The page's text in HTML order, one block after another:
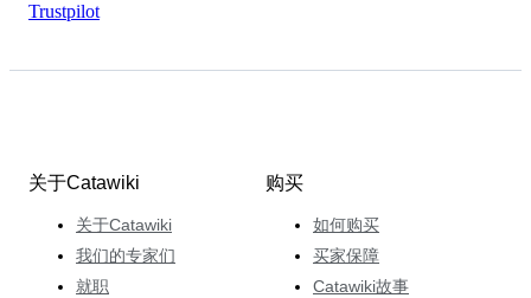
Trustpilot
关于Catawiki
关于Catawiki
我们的专家们
就职
购买
如何购买
买家保障
Catawiki故事